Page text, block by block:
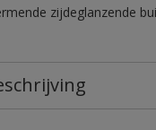
zijdeglanzende